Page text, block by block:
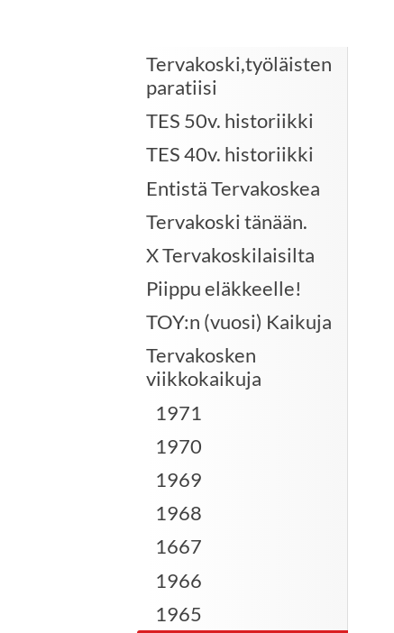
Tervakoski,työläisten
paratiisi
TES 50v. historiikki
TES 40v. historiikki
Entistä Tervakoskea
Tervakoski tänään.
X Tervakoskilaisilta
Piippu eläkkeelle!
TOY:n (vuosi) Kaikuja
Tervakosken
viikkokaikuja
1971
1970
1969
1968
1667
1966
1965